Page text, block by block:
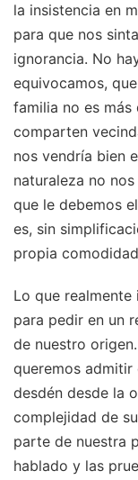
la insistencia en
para que nos
ignorancia. No
equivocamos,
familia no es
comparten
nos vendría bien
naturaleza no
que le debemos
es, sin
propia
Lo que
para pedir en un
de nuestro
queremos admitir
desdén desde la
complejidad de
parte de nuestra
hablado y las